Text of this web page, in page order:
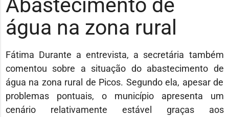
Abastecimento de
água na zona rural
Fátima Durante a entrevista, a secretária também
comentou sobre a situação do abastecimento de
água na zona rural de Picos. Segundo ela, apesar de
problemas pontuais, o município apresenta um
cenário relativamente estável graças aos